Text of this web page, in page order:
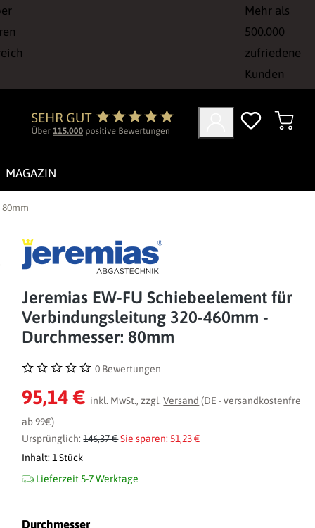
Mehr als
500.000
zufriedene
Kunden
MAGAZIN
Jeremias EW-FU Schiebeelement für
Verbindungsleitung 320-460mm -
Durchmesser: 80mm
Durchschnittliche Bewertung von 0 von 5 Sternen
0 Bewertungen
95,14 € inkl. MwSt., zzgl.Versand (DE - versandkostenfrei
ab 99€)
Ursprünglich:146,37 €Sie sparen: 51,23 €
Inhalt:1 Stück
Lieferzeit 5-7 Werktage
Durchmesserauswählen